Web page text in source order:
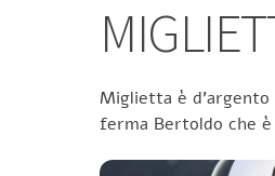
Miglietta è
ferma Bertoldo che